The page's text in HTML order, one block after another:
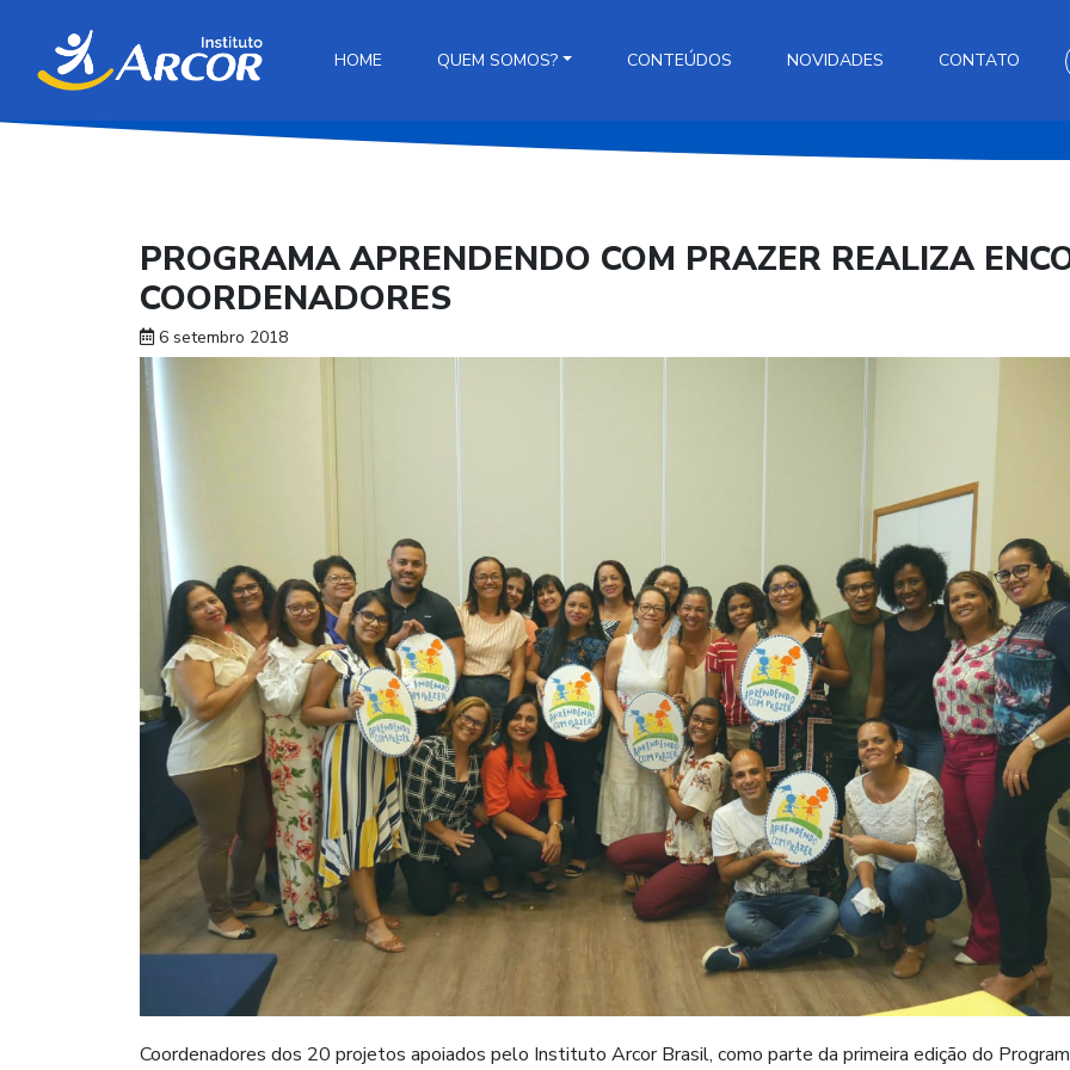
HOME QUEM SOMOS? CONTEÚDOS NOVIDADES CONTATO
PROGRAMA APRENDENDO COM PRAZER REALIZA
COORDENADORES
6 setembro 2018
Coordenadores dos 20 projetos apoiados pelo Instituto Arcor Brasil, como parte da primeira edição do